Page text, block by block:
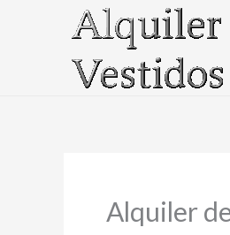
Alquiler